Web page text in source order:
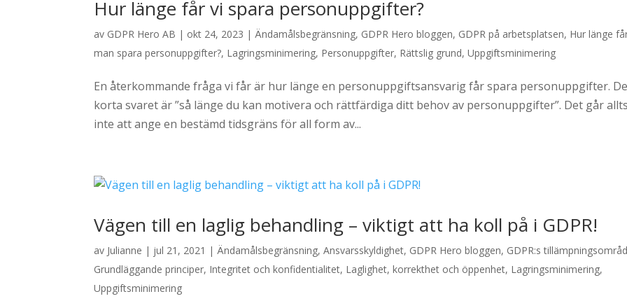
Hur länge får vi spara personuppgifter?
av GDPR Hero AB | okt 24, 2023 |Ändamålsbegränsning, GDPR Hero bloggen, GDPR på arbetsplatsen, Hur länge
man spara personuppgifter?, Lagringsminimering, Personuppgifter, Rättslig grund,Uppgiftsminimering
En återkommande fråga vi får är hur länge en personuppgiftsansvarig får spara personuppgifter.
korta svaret är ”så länge du kan motivera och rättfärdiga ditt behov av personuppgifter”. Det går
inte att ange en bestämd tidsgräns för all form av...
Vägen till en laglig behandling – viktigt att ha koll på i GDPR!
av Julianne | jul 21, 2021 |Ändamålsbegränsning,Ansvarsskyldighet, GDPR Hero bloggen, GDPR:s
Grundläggande principer, Integritet och konfidentialitet, Laglighet, korrekthet och öppenhet, Lagringsminimering,
Uppgiftsminimering